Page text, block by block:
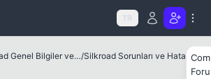
TR
Silkroad Genel Bilgiler ve Update Bilgileri/Silkroad Sorunları ve Hataları